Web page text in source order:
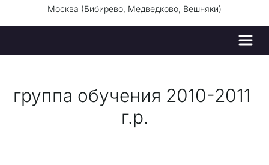
Москва (Бибирево, Медведково, Вешняки)
группа обучения 2010-2011
г.р.